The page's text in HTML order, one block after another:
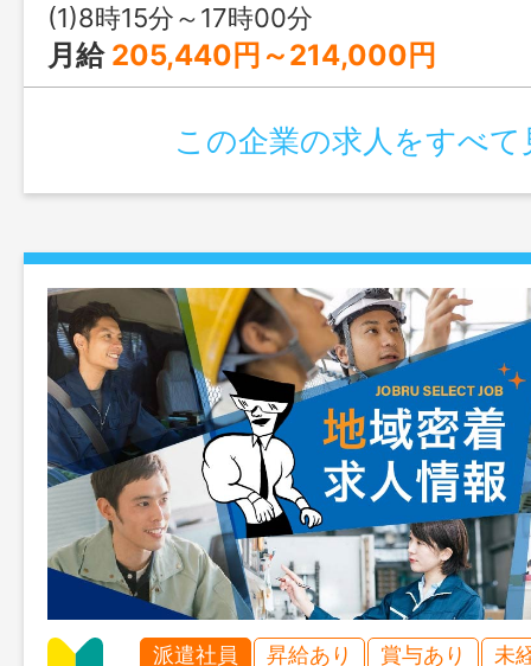
(1)8時15分～17時00分
月給 205,440円～214,000円
この企業の求人をすべて
派遣社員 昇給あり 賞与あり 未